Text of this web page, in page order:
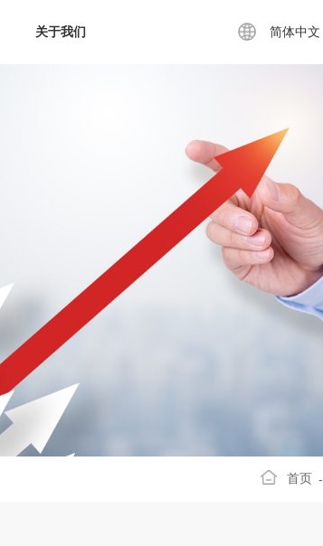
关于我们 简体中文
首页 -